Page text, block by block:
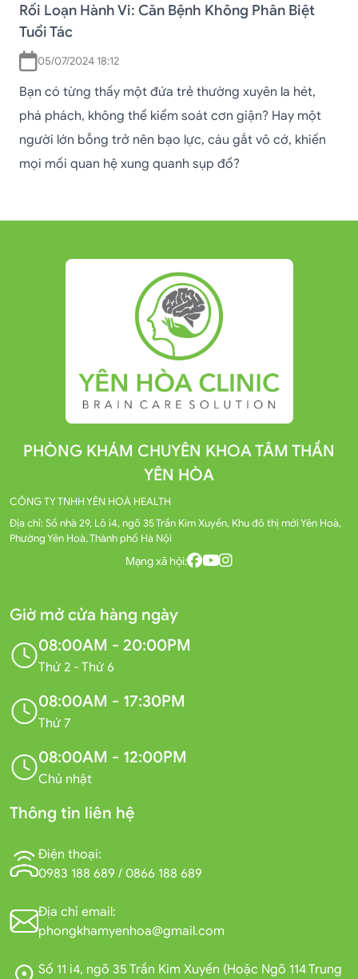
Rối Loạn Hành Vi: Căn Bệnh Không Phân Biệt
Tuổi Tác
05/07/2024 18:12
Bạn có từng thấy một đứa trẻ thường xuyên la hét,
phá phách, không thể kiểm soát cơn giận? Hay một
người lớn bỗng trở nên bạo lực, cáu gắt vô cớ, khiến
mọi mối quan hệ xung quanh sụp đổ?
PHÒNG KHÁM CHUYÊN KHOA TÂM THẦN
YÊN HÒA
CÔNG TY TNHH YÊN HOÀ HEALTH
Địa chỉ: Số nhà 29, Lô i4, ngõ 35 Trần Kim Xuyến, Khu đô thị mới Yên Hoà,
Phường Yên Hoà, Thành phố Hà Nội
Mạng xã hội:
Giờ mở cửa hàng ngày
08:00AM - 20:00PM
Thứ 2 - Thứ 6
08:00AM - 17:30PM
Thứ 7
08:00AM - 12:00PM
Chủ nhật
Thông tin liên hệ
Điện thoại:
0983 188 689 / 0866 188 689
Địa chỉ email:
phongkhamyenhoa@gmail.com
Số 11 i4, ngõ 35 Trần Kim Xuyến (Hoặc Ngõ 114 Trung